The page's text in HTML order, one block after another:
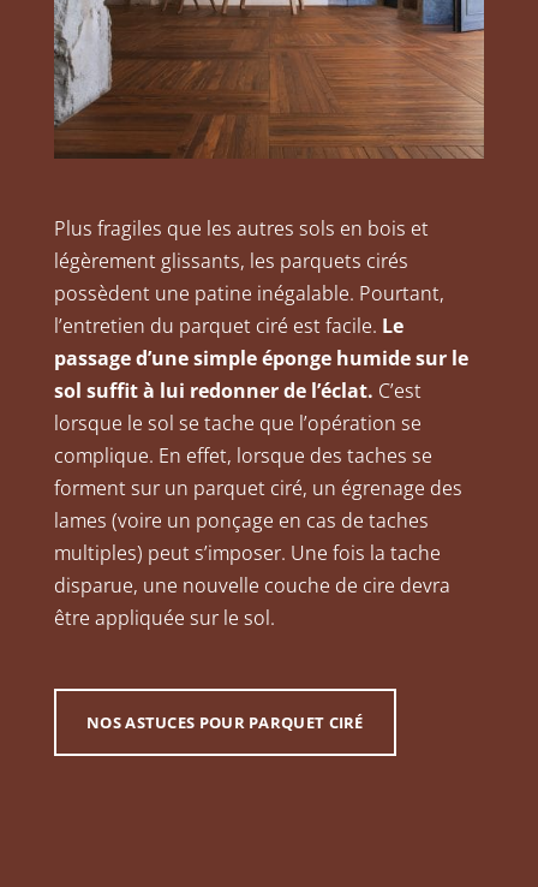
Plus fragiles que les autres sols en bois et
légèrement glissants, les parquets cirés
possèdent une patine inégalable. Pourtant,
l’entretien du parquet ciré est facile. Le
passage d’une simple éponge humide sur le
sol suffit à lui redonner de l’éclat. C’est
lorsque le sol se tache que l’opération se
complique. En effet, lorsque des taches se
forment sur un parquet ciré, un égrenage des
lames (voire un ponçage en cas de taches
multiples) peut s’imposer. Une fois la tache
disparue, une nouvelle couche de cire devra
être appliquée sur le sol.
NOS ASTUCES POUR PARQUET CIRÉ